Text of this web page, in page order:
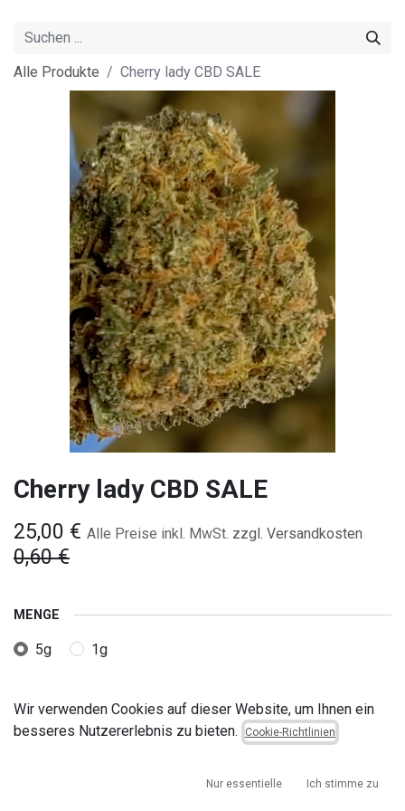
Alle Produkte Cherry lady CBD SALE
Cherry lady CBD SALE
25,00 € Alle Preise inkl. MwSt. zzgl. Versandkosten
0,60€
MENGE
5g 1g
Wir verwenden Cookies auf dieser Website, um Ihnen ein
besseres Nutzererlebnis zu bieten.
Cookie-Richtlinien
Nur essentielle Ich stimme zu